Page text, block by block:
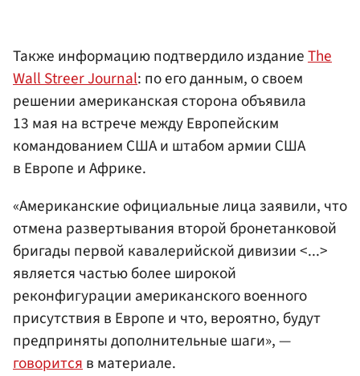
Также информацию подтвердило изданиеThe
Wall Streer Journal: по его данным, о своем
решении американская сторона объявила
13 мая на встрече между Европейским
командованием США и штабом армии США
в Европе и Африке.
«Американские официальные лица заявили, что
отмена развертывания второй бронетанковой
бригады первой кавалерийской дивизии <...>
является частью более широкой
реконфигурации американского военного
присутствия в Европе и что, вероятно, будут
предприняты дополнительные шаги», —
говоритсяв материале.